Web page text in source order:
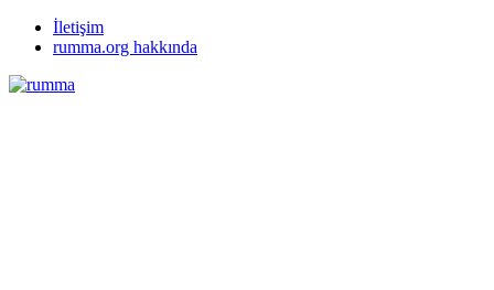
İletişim
rumma.org hakkında